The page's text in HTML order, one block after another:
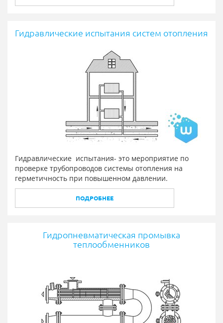
Гидравлические испытания систем отопления
Гидравлические испытания- это мероприятие по
проверке трубопроводов системы отопления на
герметичность при повышенном давлении.
ПОДРОБНЕЕ
Гидропневматическая промывка
теплообменников